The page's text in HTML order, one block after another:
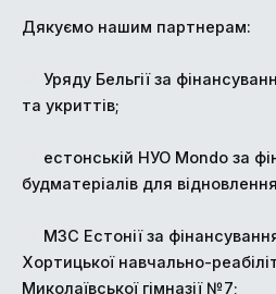
Дякуємо нашим партнерам:
Уряду Бельгії за
та укриттів;
естонській НУО Mondo за
будматеріалів для
МЗС Естонії за
Хортицької навчально-
Миколаївської гімназії №7;